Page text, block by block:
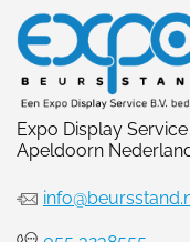
Expo Display
Apeldoorn